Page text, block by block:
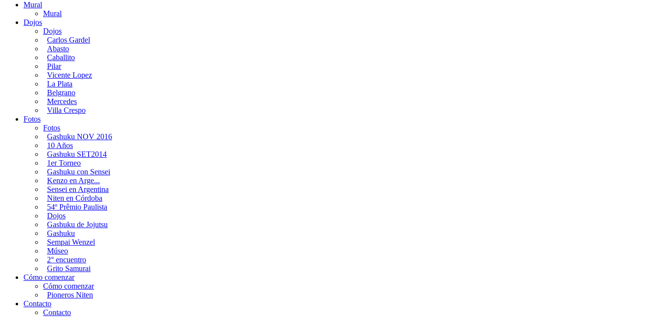
Mural
Mural
Dojos
Dojos
Carlos Gardel
Abasto
Caballito
Pilar
Vicente Lopez
La Plata
Belgrano
Mercedes
Villa Crespo
Fotos
Fotos
Gashuku NOV 2016
10 Años
Gashuku SET2014
1er Torneo
Gashuku con Sensei
Kenzo en Arge...
Sensei en Argentina
Niten en Córdoba
54º Prêmio Paulista
Dojos
Gashuku de Jojutsu
Gashuku
Sempai Wenzel
Múseo
2° encuentro
Grito Samurai
Cómo comenzar
Cómo comenzar
Pioneros Niten
Contacto
Contacto